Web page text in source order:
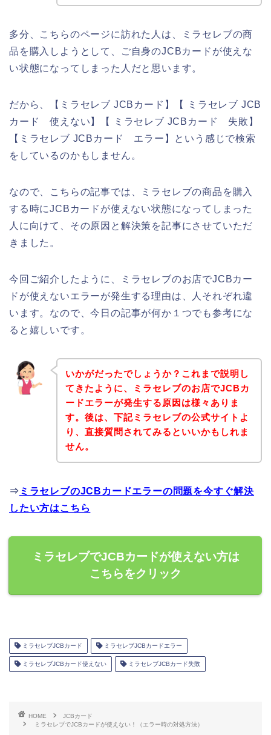
多分、こちらのページに訪れた人は、ミラセレブの商
品を購入しようとして、ご自身のJCBカードが使えな
い状態になってしまった人だと思います。
だから、【ミラセレブ JCBカード】【 ミラセレブ JCB
カード 使えない】【 ミラセレブ JCBカード 失敗】
【ミラセレブ JCBカード エラー】という感じで検索
をしているのかもしません。
なので、こちらの記事では、ミラセレブの商品を購入
する時にJCBカードが使えない状態になってしまった
人に向けて、その原因と解決策を記事にさせていただ
きました。
今回ご紹介したように、ミラセレブのお店でJCBカー
ドが使えないエラーが発生する理由は、人それぞれ違
います。なので、今日の記事が何か１つでも参考にな
ると嬉しいです。
いかがだったでしょうか？これまで説明し
てきたように、ミラセレブのお店でJCBカ
ードエラーが発生する原因は様々ありま
す。後は、下記ミラセレブの公式サイトよ
り、直接質問されてみるといいかもしれま
せん。
⇒ ミラセレブのJCBカードエラーの問題を今すぐ解決
したい方はこちら
ミラセレブでJCBカードが使えない方は
こちらをクリック
ミラセレブJCBカード ミラセレブJCBカードエラー
ミラセレブJCBカード使えない ミラセレブJCBカード失敗
HOME
JCBカード
ミラセレブでJCBカードが使えない！（エラー時の対処方法）